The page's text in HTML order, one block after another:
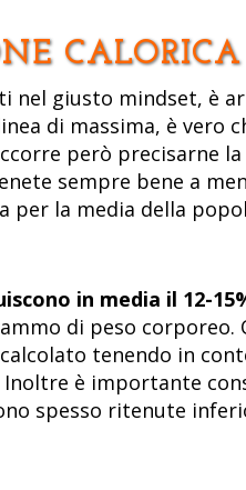
nel giusto mindset, è
di massima, è
però precisarne
sempre bene a
per la media della
in media il 12-
di peso
tenendo in
Inoltre è importante
spesso ritenute